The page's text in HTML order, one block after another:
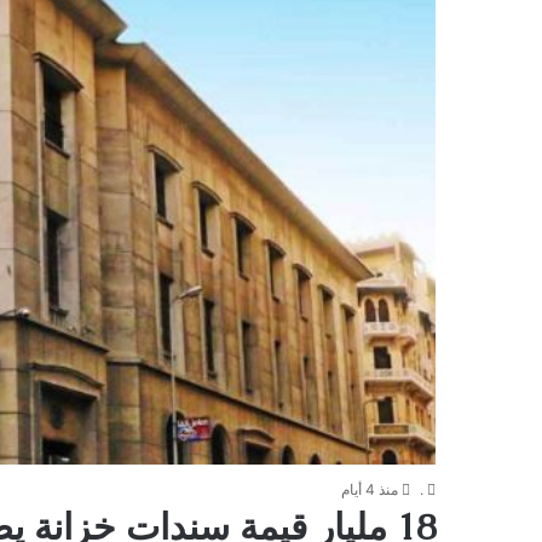
. منذ 4 أيام
18 مليار قيمة سندات خزانة يطرحها البنك المركزي اليوم الاثنين